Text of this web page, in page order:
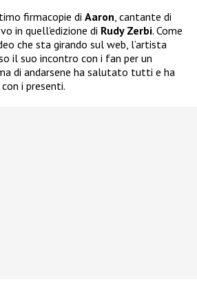
firmacopie di Aaron, cantante di
in quell’edizione di Rudy Zerbi. Come
che sta girando sul web, l’artista
il suo incontro con i fan per un
di andarsene ha salutato tutti e ha
i presenti.